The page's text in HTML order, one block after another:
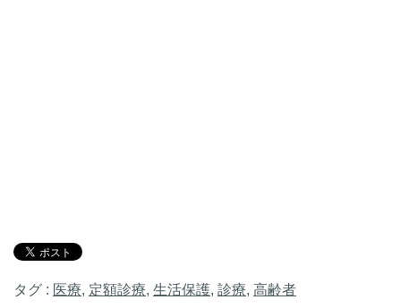
タグ : 医療, 定額診療, 生活保護, 診療, 高齢者